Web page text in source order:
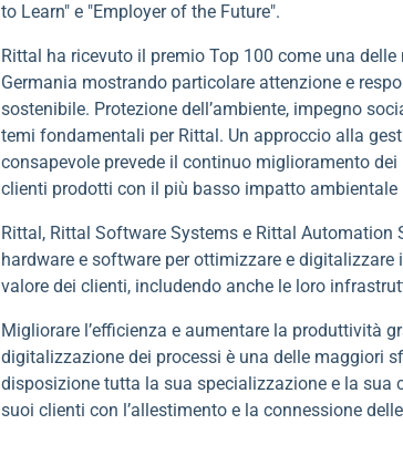
to Learn" e "Employer of the Future".
Rittal ha ricevuto il premio Top 100 come una
Germania mostrando particolare attenzione e
sostenibile. Protezione dell’ambiente, impegno
temi fondamentali per Rittal. Un approccio alla
consapevole prevede il continuo miglioramento
clienti prodotti con il più basso impatto ambientale
Rittal, Rittal Software Systems e Rittal Automation
hardware e software per ottimizzare e digitalizzare
valore dei clienti, includendo anche le loro
Migliorare l’efficienza e aumentare la produttività
digitalizzazione dei processi è una delle maggiori
disposizione tutta la sua specializzazione e la sua
suoi clienti con l’allestimento e la connessione